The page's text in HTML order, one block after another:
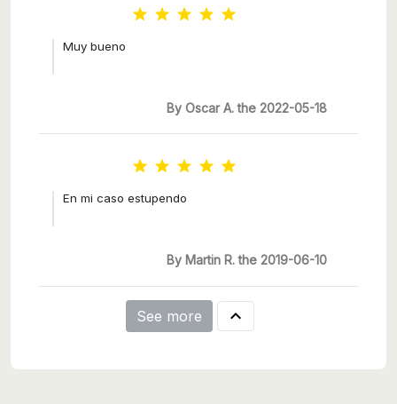
    
Muy bueno
By Oscar A. the 2022-05-18
    
En mi caso estupendo
By Martin R. the 2019-06-10
See more 